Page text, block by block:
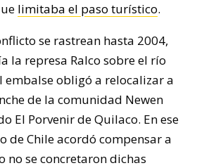
limitaba el paso turístico.
se rastrean hasta 2004,
la represa Ralco sobre el río
embalse obligó a relocalizar a
de la comunidad Newen
El Porvenir de Quilaco. En ese
de Chile acordó compensar a
no se concretaron dichas